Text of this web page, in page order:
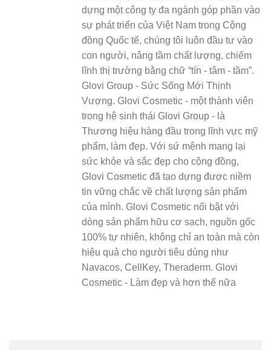
dựng một công ty đa ngành góp phần vào
sự phát triển của Việt Nam trong Cộng
đồng Quốc tế, chúng tôi luôn đầu tư vào
con người, nâng tầm chất lượng, chiếm
lĩnh thị trường bằng chữ “tín - tâm - tầm”.
Glovi Group - Sức Sống Mới Thịnh
Vượng. Glovi Cosmetic - một thành viên
trong hệ sinh thái Glovi Group - là
Thương hiệu hàng đầu trong lĩnh vực mỹ
phẩm, làm đẹp. Với sứ mệnh mang lại
sức khỏe và sắc đẹp cho cộng đồng,
Glovi Cosmetic đã tạo dựng được niềm
tin vững chắc về chất lượng sản phẩm
của mình. Glovi Cosmetic nổi bật với
dòng sản phẩm hữu cơ sạch, nguồn gốc
100% tự nhiên, không chỉ an toàn mà còn
hiệu quả cho người tiêu dùng như
Navacos, CellKey, Theraderm. Glovi
Cosmetic - Làm đẹp và hơn thế nữa